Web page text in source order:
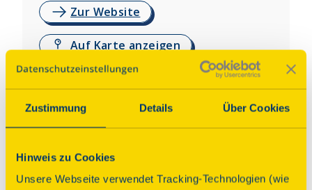
Zustimmung Details Über Cookies
Hinweis zu Cookies
Unsere Webseite verwendet Tracking-Technologien (wie
Zur Website
Auf Karte anzeigen
Über dieses Denkmal
Die historische Mühle wurde 1738-42 erbaut. Bis
vollständig restauriert (inkl. der Jalousieflügel und
der kompletten und funktionsfähigen